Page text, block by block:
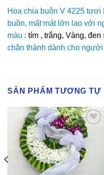
Hoa chia buôn V 4225 tươi
buồn, mất mát lớn lao với
màu : tím , trắng, Vàng, đen
chân thành dành cho người
SẢN PHẨM TƯƠNG TỰ
Thich